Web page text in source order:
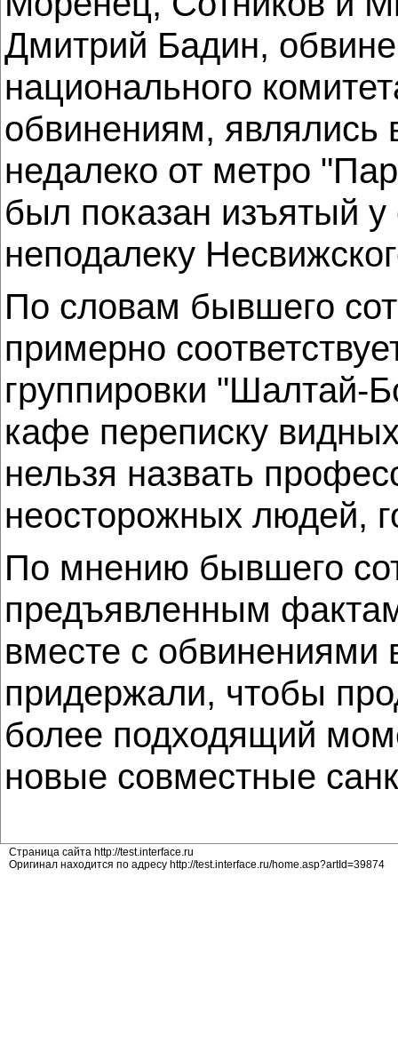
Дмитрий Бадин,
национального
обвинениям,
недалеко от метро
был показан изъятый у
неподалеку
По словам бывшего
примерно
группировки "Шалтай-
кафе переписку
нельзя назвать
неосторожных людей,
По мнению бывшего
предъявленным
вместе с
придержали, чтобы
более подходящий
новые совместные
Страница сайта http://test.interface.ru
Оригинал находится по адресу http://test.interface.ru/home.asp?artId=39874